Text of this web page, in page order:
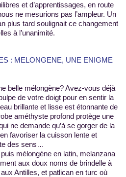
et d’apprentissages, en route
ne mesurions pas l’ampleur. Un
plus tard soulignait ce changement
à l’unanimité.
belle mélongène? Avez-vous déjà
de votre doigt pour en sentir la
brillante et lisse est étonnante de
améthyste profond protège une
ne demande qu’à se gorger de la
favoriser la cuisson lente et
des sens…
mélongène en latin, melanzana
aux doux noms de brindelle à
Antilles, et patlican en turc où